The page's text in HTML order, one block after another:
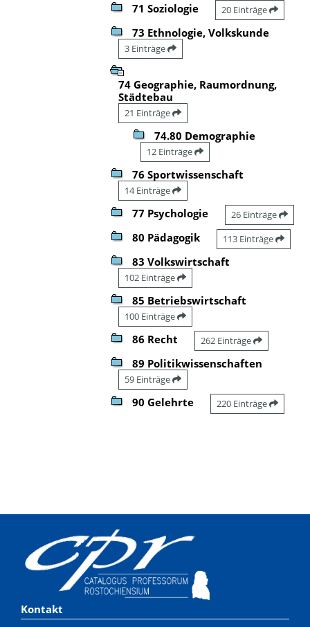
71 Soziologie 20 Einträge
73 Ethnologie, Volkskunde
3 Einträge
74 Geographie, Raumordnung,
Städtebau
21 Einträge
74.80 Demographie
12 Einträge
76 Sportwissenschaft
14 Einträge
77 Psychologie 26 Einträge
80 Pädagogik 113 Einträge
83 Volkswirtschaft
102 Einträge
85 Betriebswirtschaft
100 Einträge
86 Recht 262 Einträge
89 Politikwissenschaften
59 Einträge
90 Gelehrte 220 Einträge
Kontakt